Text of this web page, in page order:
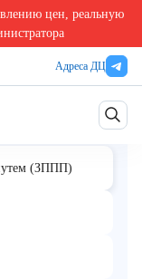
цен, реальную
Адреса ДЦ
путём Herpes Simplex
(ЗППП)